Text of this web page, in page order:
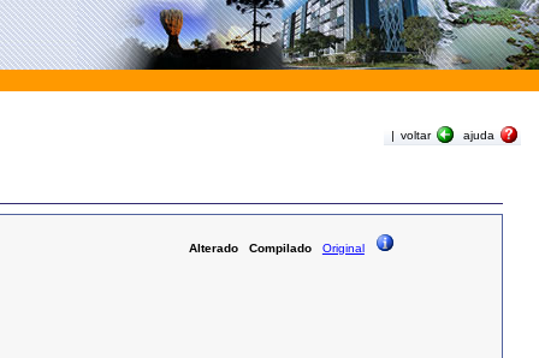
| voltar ajuda
Alterado Compilado Original